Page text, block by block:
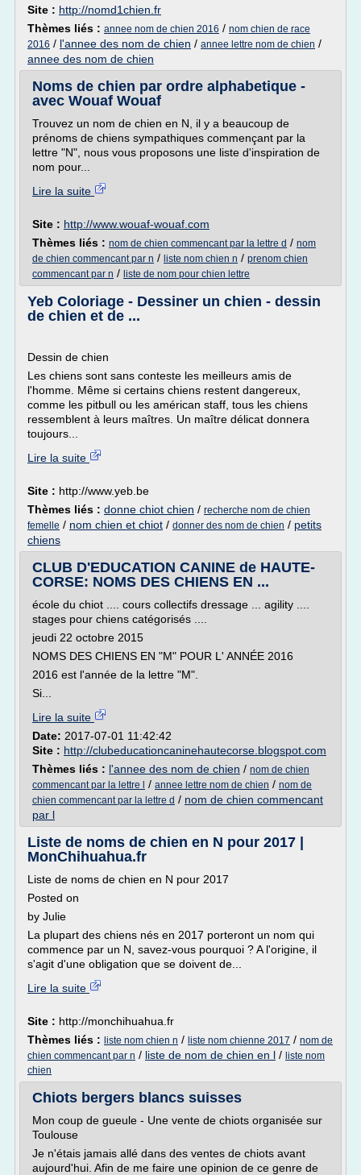
Site : http://nomd1chien.fr
Thèmes liés : annee nom de chien 2016 / nom chien de race
2016 / l'annee des nom de chien / annee lettre nom de chien /
annee des nom de chien
Noms de chien par ordre alphabetique -
avec Wouaf Wouaf
Trouvez un nom de chien en N, il y a beaucoup de
prénoms de chiens sympathiques commençant par la
lettre "N", nous vous proposons une liste d'inspiration de
nom pour...
Lire la suite
Site : http://www.wouaf-wouaf.com
Thèmes liés : nom de chien commencant par la lettre d / nom
de chien commencant par n / liste nom chien n / prenom chien
commencant par n / liste de nom pour chien lettre
Yeb Coloriage - Dessiner un chien - dessin
de chien et de ...
Dessin de chien
Les chiens sont sans conteste les meilleurs amis de
l'homme. Même si certains chiens restent dangereux,
comme les pitbull ou les américan staff, tous les chiens
ressemblent à leurs maîtres. Un maître délicat donnera
toujours...
Lire la suite
Site : http://www.yeb.be
Thèmes liés : donne chiot chien / recherche nom de chien
femelle / nom chien et chiot / donner des nom de chien / petits
chiens
CLUB D'EDUCATION CANINE de HAUTE-
CORSE: NOMS DES CHIENS EN ...
école du chiot .... cours collectifs dressage ... agility ....
stages pour chiens catégorisés ....
jeudi 22 octobre 2015
NOMS DES CHIENS EN "M" POUR L' ANNÉE 2016
2016 est l'année de la lettre "M".
Si...
Lire la suite
Date: 2017-07-01 11:42:42
Site : http://clubeducationcaninehautecorse.blogspot.com
Thèmes liés : l'annee des nom de chien / nom de chien
commencant par la lettre l
/ annee lettre nom de chien / nom de
chien commencant par la lettre d / nom de chien commencant
par l
Liste de noms de chien en N pour 2017 |
MonChihuahua.fr
Liste de noms de chien en N pour 2017
Posted on
by Julie
La plupart des chiens nés en 2017 porteront un nom qui
commence par un N, savez-vous pourquoi ? A l'origine, il
s'agit d'une obligation que se doivent de...
Lire la suite
Site : http://monchihuahua.fr
Thèmes liés : liste nom chien n / liste nom chienne 2017 / nom de
chien commencant par n / liste de nom de chien en l / liste nom
chien
Chiots bergers blancs suisses
Mon coup de gueule - Une vente de chiots organisée sur
Toulouse
Je n'étais jamais allé dans des ventes de chiots avant
aujourd'hui. Afin de me faire une opinion de ce genre de